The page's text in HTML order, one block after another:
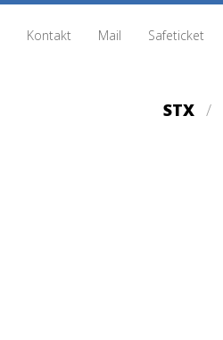
Kontakt Mail Safeticket
STX